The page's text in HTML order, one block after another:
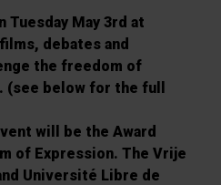
May 3rd at
debates and
the freedom of
(see below for the full
will be the Award
of Expression. The Vrije
Université Libre de